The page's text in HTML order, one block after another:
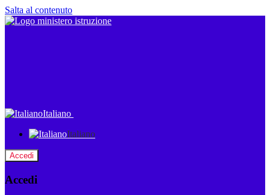
Salta al contenuto
Italiano
Italiano
Accedi
Accedi